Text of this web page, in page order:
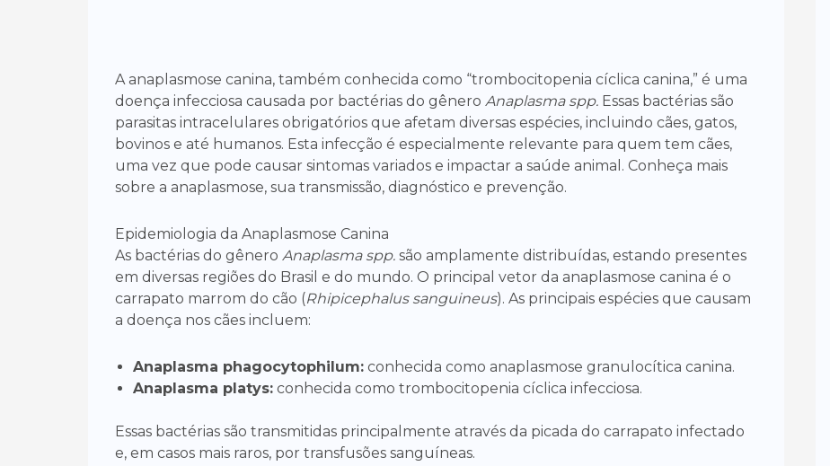
A anaplasmose canina, também conhecida como “trombocitopenia cíclica canina,” é uma
doença infecciosa causada por bactérias do gênero Anaplasma spp. Essas bactérias são
parasitas intracelulares obrigatórios que afetam diversas espécies, incluindo cães, gatos,
bovinos e até humanos. Esta infecção é especialmente relevante para quem tem cães,
uma vez que pode causar sintomas variados e impactar a saúde animal. Conheça mais
sobre a anaplasmose, sua transmissão, diagnóstico e prevenção.
Epidemiologia da Anaplasmose Canina
As bactérias do gênero Anaplasma spp. são amplamente distribuídas, estando presentes
em diversas regiões do Brasil e do mundo. O principal vetor da anaplasmose canina é o
carrapato marrom do cão (Rhipicephalus sanguineus). As principais espécies que causam
a doença nos cães incluem:
Anaplasma phagocytophilum: conhecida como anaplasmose granulocítica canina.
Anaplasma platys: conhecida como trombocitopenia cíclica infecciosa.
Essas bactérias são transmitidas principalmente através da picada do carrapato infectado
e, em casos mais raros, por transfusões sanguíneas.